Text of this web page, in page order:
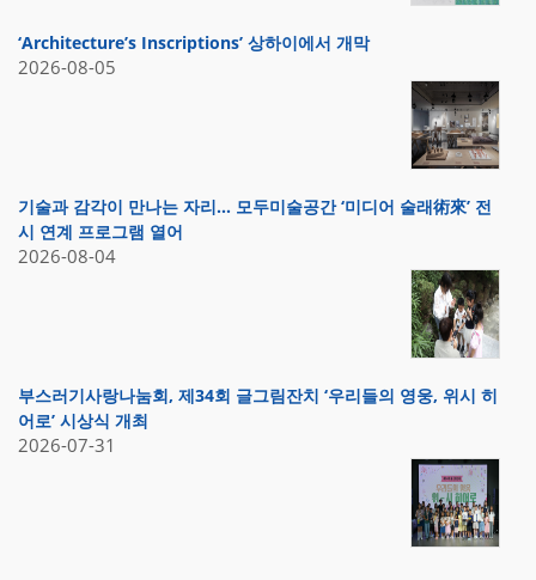
‘Architecture’s Inscriptions’ 상하이에서 개막
2026-08-05
기술과 감각이 만나는 자리… 모두미술공간 ‘미디어 술래術來’ 전
시 연계 프로그램 열어
2026-08-04
부스러기사랑나눔회, 제34회 글그림잔치 ‘우리들의 영웅, 위시 히
어로’ 시상식 개최
2026-07-31